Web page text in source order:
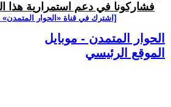
فشاركونا في دعم استمرارية هذا
[اشترك في قناة ‫«الحوار المتمدن»
الحوار المتمدن - موبايل
الموقع الرئيسي